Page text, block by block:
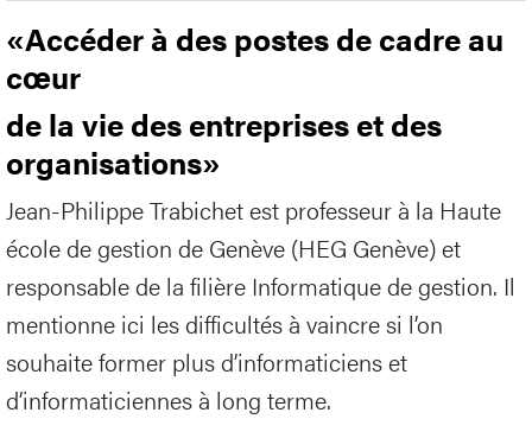
«Accéder à des postes de cadre au
cœur
de la vie des entreprises et des
organisations»
Jean-Philippe Trabichet est professeur à la Haute
école de gestion de Genève (HEG Genève) et
responsable de la filière Informatique de gestion. Il
mentionne ici les difficultés à vaincre si l’on
souhaite former plus d’informaticiens et
d’informaticiennes à long terme.